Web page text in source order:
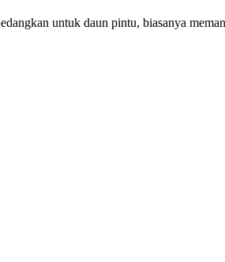
untuk daun pintu, biasanya